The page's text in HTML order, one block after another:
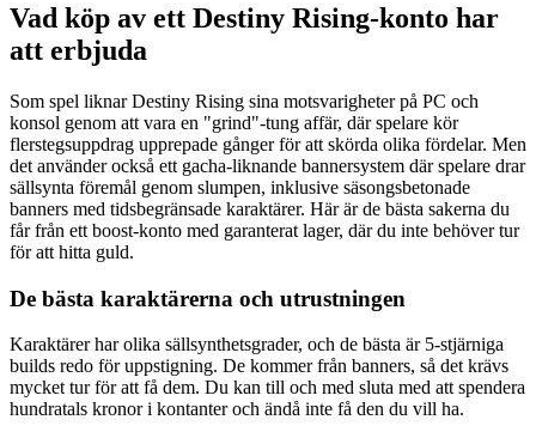
Vad köp av ett Destiny Rising-konto har
att erbjuda
Som spel liknar Destiny Rising sina motsvarigheter på PC och
konsol genom att vara en "grind"-tung affär, där spelare kör
flerstegsuppdrag upprepade gånger för att skörda olika fördelar. Men
det använder också ett gacha-liknande bannersystem där spelare drar
sällsynta föremål genom slumpen, inklusive säsongsbetonade
banners med tidsbegränsade karaktärer. Här är de bästa sakerna du
får från ett boost-konto med garanterat lager, där du inte behöver tur
för att hitta guld.
De bästa karaktärerna och utrustningen
Karaktärer har olika sällsynthetsgrader, och de bästa är 5-stjärniga
builds redo för uppstigning. De kommer från banners, så det krävs
mycket tur för att få dem. Du kan till och med sluta med att spendera
hundratals kronor i kontanter och ändå inte få den du vill ha.